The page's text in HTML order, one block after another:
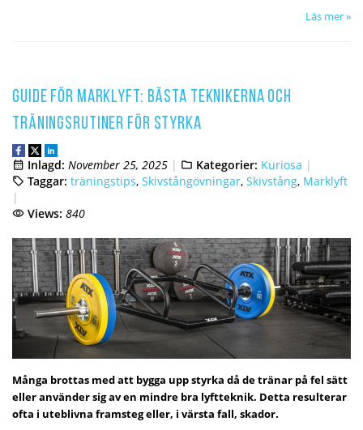
Läs mer »
Guide för marklyft: bästa teknikerna och
träningsrutiner för styrka
Inlagd: November 25, 2025 Kategorier: Kuriosa
Taggar: träningstips, Skivstångövningar, Skivstång, Marklyft
Views: 840
Många brottas med att bygga upp styrka då de tränar på fel sätt
eller använder sig av en mindre bra lyftteknik. Detta resulterar
ofta i uteblivna framsteg eller, i värsta fall, skador.